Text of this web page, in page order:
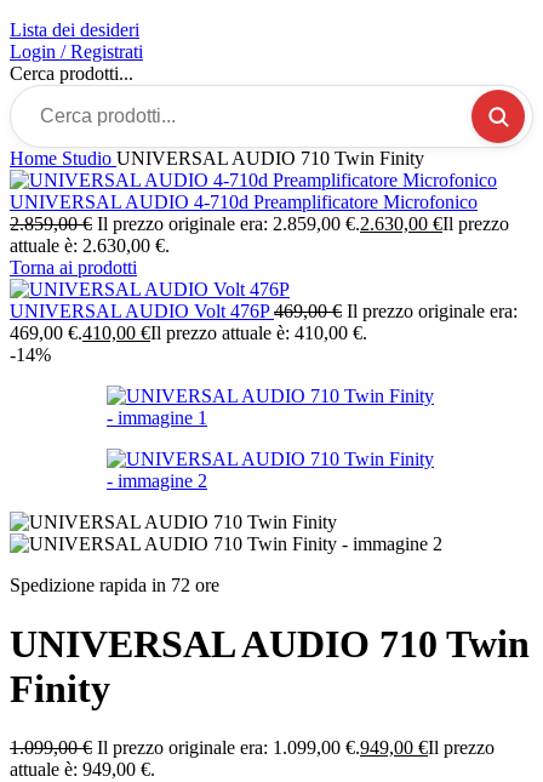
Lista dei desideri
Login / Registrati
Cerca prodotti...
Home Studio UNIVERSAL AUDIO 710 Twin Finity
UNIVERSAL AUDIO 4-710d Preamplificatore Microfonico
2.859,00€ Il prezzo originale era: 2.859,00 €.2.630,00 €Il prezzo
attuale è: 2.630,00 €.
Torna ai prodotti
UNIVERSAL AUDIO Volt 476P469,00€ Il prezzo originale era:
469,00 €.410,00 €Il prezzo attuale è: 410,00 €.
-14%
Spedizione rapida in 72 ore
UNIVERSAL AUDIO 710 Twin
Finity
1.099,00€ Il prezzo originale era: 1.099,00 €.949,00 €Il prezzo
attuale è: 949,00 €.